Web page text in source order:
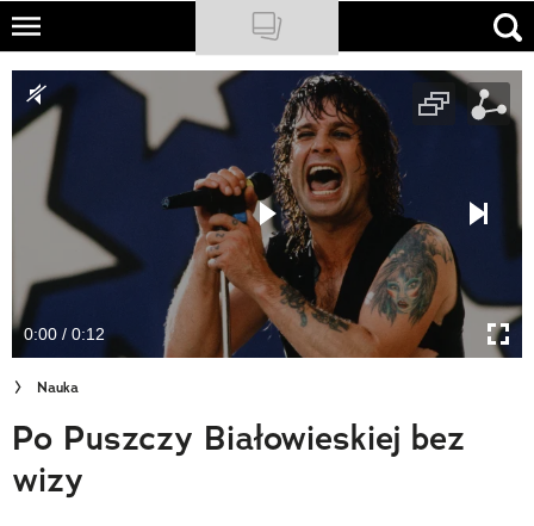
Skip
main
content
NATIONAL GEOGRAPHIC
TRAVELER
PODCASTY
Newsletter
Cuda Polski
Wielki Konkurs Fotograficzny
Trendbook Podróżniczy
Polecane
0:00 / 0:12
Nauka
Po Puszczy Białowieskiej bez
wizy